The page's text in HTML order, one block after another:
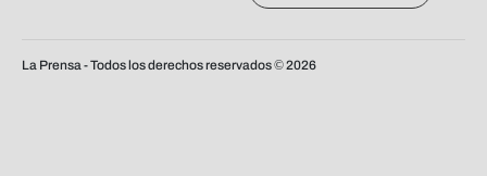
La Prensa - Todos los derechos reservados ©2026